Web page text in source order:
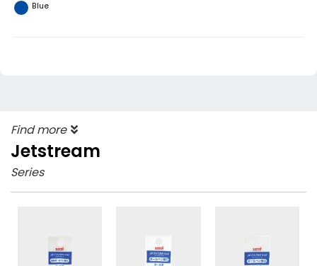
Blue
Find more
Jetstream
Series